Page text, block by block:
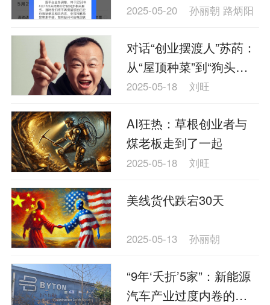
员工今归0
2025-05-20 孙丽朝 路炳阳
对话“创业摆渡人”苏菂：
从“屋顶种菜”到“狗头摄
像”的逻辑之变
2025-05-18 刘旺
AI狂热：草根创业者与
煤老板走到了一起
2025-05-18 刘旺
美线货代跌宕30天
2025-05-13 孙丽朝
“9年‘夭折’5家”：新能源
汽车产业过度内卷的南